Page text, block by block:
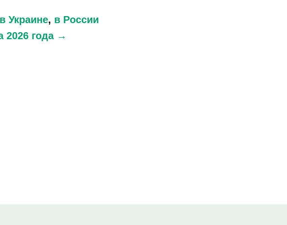
в Украине, в России
2026 года →